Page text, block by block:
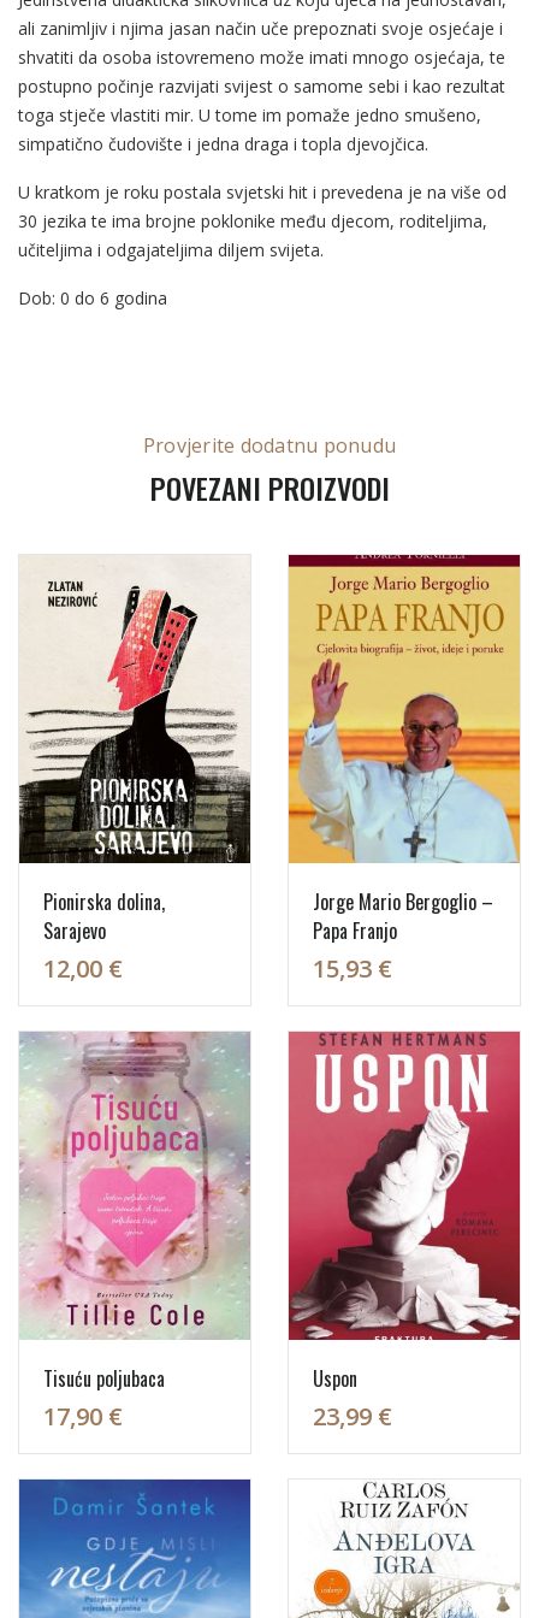
ali zanimljiv i njima jasan način uče prepoznati svoje osjećaje i
shvatiti da osoba istovremeno može imati mnogo osjećaja, te
postupno počinje razvijati svijest o samome sebi i kao rezultat
toga stječe vlastiti mir. U tome im pomaže jedno smušeno,
simpatično čudovište i jedna draga i topla djevojčica.
U kratkom je roku postala svjetski hit i prevedena je na više od
30 jezika te ima brojne poklonike među djecom, roditeljima,
učiteljima i odgajateljima diljem svijeta.
Dob: 0 do 6 godina
Provjerite dodatnu ponudu
POVEZANI PROIZVODI
Pionirska dolina,
Sarajevo
12,00 €
Jorge Mario Bergoglio –
Papa Franjo
15,93 €
Tisuću poljubaca
17,90 €
Uspon
23,99 €